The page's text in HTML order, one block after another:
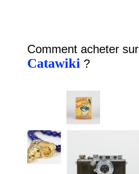
Comment acheter sur
Catawiki ?